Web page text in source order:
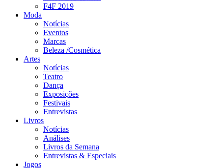
F4F 2019
Moda
Notícias
Eventos
Marcas
Beleza /Cosmética
Artes
Notícias
Teatro
Dança
Exposições
Festivais
Entrevistas
Livros
Notícias
Análises
Livros da Semana
Entrevistas & Especiais
Jogos